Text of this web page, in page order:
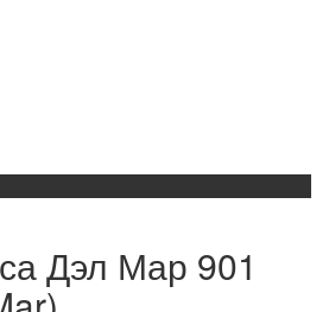
Дэл Мар 901